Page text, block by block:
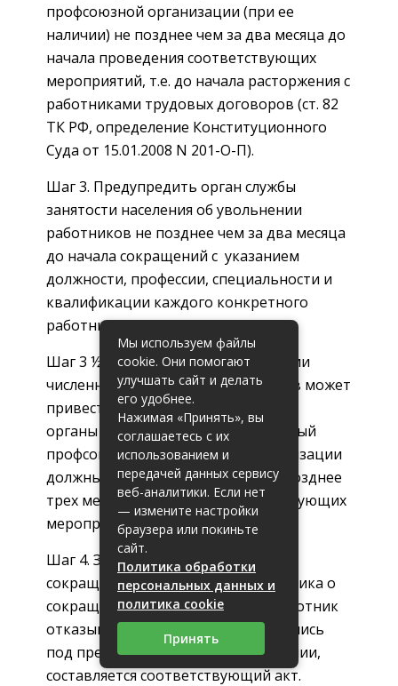
профсоюзной организации (при ее
наличии) не позднее чем за два месяца до
начала проведения соответствующих
мероприятий, т.е. до начала расторжения с
работниками трудовых договоров (ст. 82
ТК РФ, определение Конституционного
Суда от 15.01.2008 N 201-О-П).
Шаг 3. Предупредить орган службы
занятости населения об увольнении
работников не позднее чем за два месяца
до начала сокращений с указанием
должности, профессии, специальности и
квалификации каждого конкретного
работника.
Шаг 3 ½. Если решение о сокращении
численности или штата работников может
привести к массовым увольнениям,
органы службы занятости и выборный
профсоюзный орган данной организации
должны быть предупреждены не позднее
трех месяцев до начала соответствующих
мероприятий.
Шаг 4. За два месяца до самого
сокращения предупредить сотрудника о
сокращении под расписку. Если работник
отказывается поставить свою подпись
под предупреждением об увольнении,
составляется соответствующий акт.
Мы используем файлы
cookie. Они помогают
улучшать сайт и делать
его удобнее.
Нажимая «Принять», вы
соглашаетесь с их
использованием и
передачей данных сервису
веб-аналитики. Если нет
— измените настройки
браузера или покиньте
сайт.
Политика обработки
персональных данных и
политика cookie
Принять